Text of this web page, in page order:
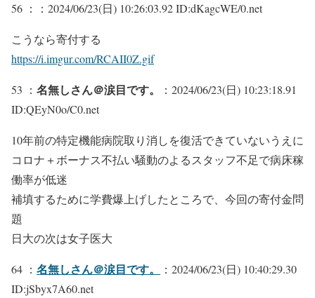
56 ： ：2024/06/23(日) 10:26:03.92 ID:dKagcWE/0.net
こうなら寄付する
https://i.imgur.com/RCAII0Z.gif
53 ： 名無しさん＠涙目です。
：2024/06/23(日) 10:23:18.91
ID:QEyN0o/C0.net
10年前の特定機能病院取り消しを復活できていないうえに
コロナ＋ボーナス不払い騒動のよるスタッフ不足で病床稼
働率が低迷
補填するために学費爆上げしたところで、今回の寄付金問
題
日大の次は女子医大
64 ： 名無しさん＠涙目です。
：2024/06/23(日) 10:40:29.30
ID:jSbyx7A60.net